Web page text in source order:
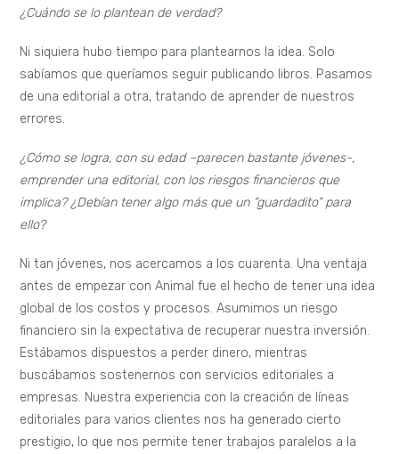
¿Cuándo se lo plantean de verdad?
Ni siquiera hubo tiempo para plantearnos la idea. Solo
sabíamos que queríamos seguir publicando libros. Pasamos
de una editorial a otra, tratando de aprender de nuestros
errores.
¿Cómo se logra, con su edad –parecen bastante jóvenes-,
emprender una editorial, con los riesgos financieros que
implica? ¿Debían tener algo más que un “guardadito” para
ello?
Ni tan jóvenes, nos acercamos a los cuarenta. Una ventaja
antes de empezar con Animal fue el hecho de tener una idea
global de los costos y procesos. Asumimos un riesgo
financiero sin la expectativa de recuperar nuestra inversión.
Estábamos dispuestos a perder dinero, mientras
buscábamos sostenernos con servicios editoriales a
empresas. Nuestra experiencia con la creación de líneas
editoriales para varios clientes nos ha generado cierto
prestigio, lo que nos permite tener trabajos paralelos a la